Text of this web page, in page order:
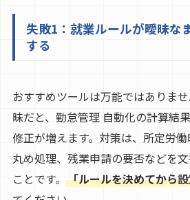
失敗1：就業ルールが曖昧な
する
おすすめツールは万能ではありま
昧だと、勤怠管理 自動化の計算結
修正が増えます。対策は、所定労働
丸め処理、残業申請の要否などを
ことです。 「ルールを決めてから